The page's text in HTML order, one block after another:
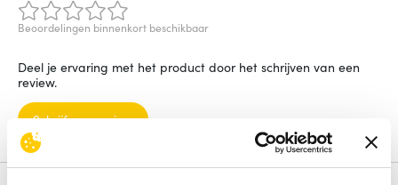
Beoordelingen binnenkort beschikbaar
Deel je ervaring met het product door het schrijven van een
review.
Schrijf een review